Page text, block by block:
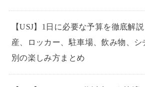
【USJ】1日に必要な予算を徹底解
産、ロッカー、駐車場、飲み物、シ
別の楽しみ方まとめ